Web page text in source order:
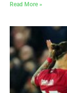
Read More »